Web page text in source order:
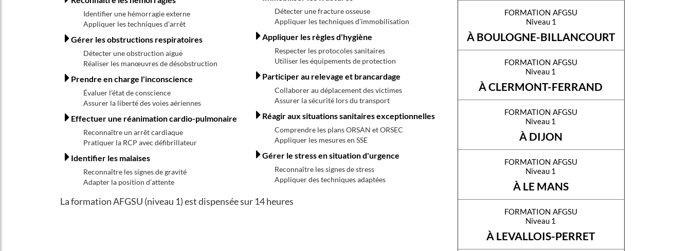
Identifier une hémorragie externe
Appliquer les techniques d’arrêt
Gérer les obstructions respiratoires
Détecter une obstruction aiguë
Réaliser les manœuvres de désobstruction
Prendre en charge l'inconscience
Évaluer l’état de conscience
Assurer la liberté des voies aériennes
Effectuer une réanimation cardio-pulmonaire
Reconnaître un arrêt cardiaque
Pratiquer la RCP avec défibrillateur
Identifier les malaises
Reconnaître les signes de gravité
Adapter la position d’attente
Détecter une fracture osseuse
Appliquer les techniques d’immobilisation
Appliquer les règles d'hygiène
Respecter les protocoles sanitaires
Utiliser les équipements de protection
Participer au relevage et brancardage
Collaborer au déplacement des victimes
Assurer la sécurité lors du transport
Réagir aux situations sanitaires exceptionnelles
Comprendre les plans ORSAN et ORSEC
Appliquer les mesures en SSE
Gérer le stress en situation d'urgence
Reconnaître les signes de stress
Appliquer des techniques adaptées
La formation AFGSU (niveau 1) est dispensée sur 14 heures
formation afgsu
Niveau 1
À BOULOGNE-BILLANCOURT
formation afgsu
Niveau 1
À CLERMONT-FERRAND
formation afgsu
Niveau 1
À DIJON
formation afgsu
Niveau 1
À LE MANS
formation afgsu
Niveau 1
À LEVALLOIS-PERRET